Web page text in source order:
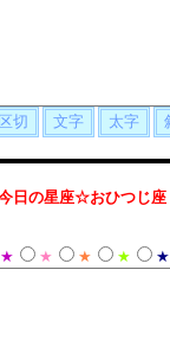
日の星座☆おひつじ座
★ ★ ★ ★ ★